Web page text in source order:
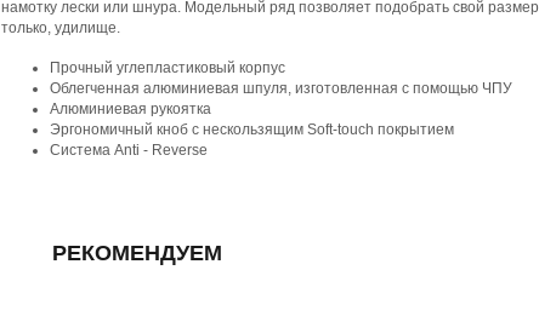
намотку лески или шнура. Модельный ряд позволяет подобрать свой
только, удилище.
Прочный углепластиковый корпус
Облегченная алюминиевая шпуля, изготовленная с помощью ЧПУ
Алюминиевая рукоятка
Эргономичный кноб с нескользящим Soft-touch покрытием
Система Anti - Reverse
РЕКОМЕНДУЕМ